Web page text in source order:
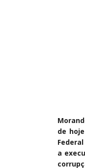
de hoje
a